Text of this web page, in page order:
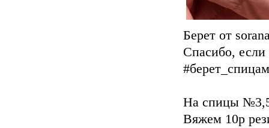
Берет от
Спасибо, если
На спицы №3,5
Вяжем 10р